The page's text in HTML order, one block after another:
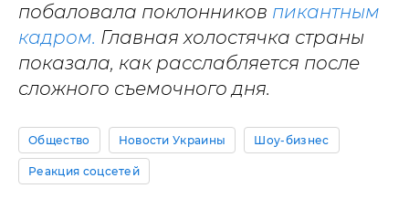
побаловала поклонников пикантным
кадром. Главная холостячка страны
показала, как расслабляется после
сложного съемочного дня.
Общество Новости Украины Шоу-бизнес
Реакция соцсетей